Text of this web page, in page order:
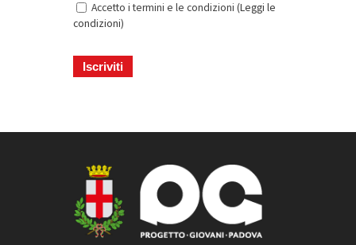
Accetto i termini e le condizioni (Leggi le
condizioni)